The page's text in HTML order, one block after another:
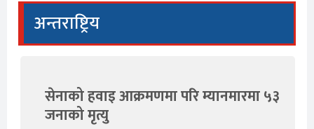
अन्तराष्ट्रिय
सेनाको हवाइ आक्रमणमा परि म्यानमारमा ५३
जनाको मृत्यु